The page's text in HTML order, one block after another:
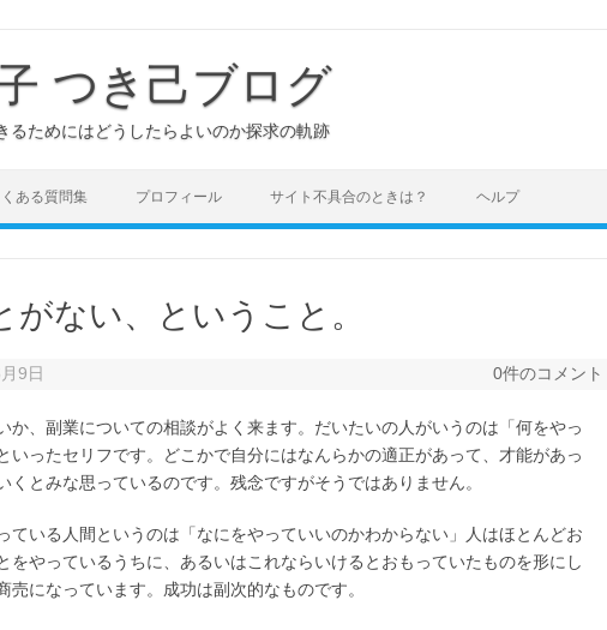
つき己ブログ
るためにはどうしたらよいのか探求の軌跡
ある質問集 プロフィール サイト不具合のときは？ ヘルプ
ない、ということ。
9日 0件のコメント
か、副業についての相談がよく来ます。だいたいの人がいうのは「何をやっ
いったセリフです。どこかで自分にはなんらかの適正があって、才能があっ
くとみな思っているのです。残念ですがそうではありません。
ている人間というのは「なにをやっていいのかわからない」人はほとんどお
をやっているうちに、あるいはこれならいけるとおもっていたものを形にし
売になっています。成功は副次的なものです。